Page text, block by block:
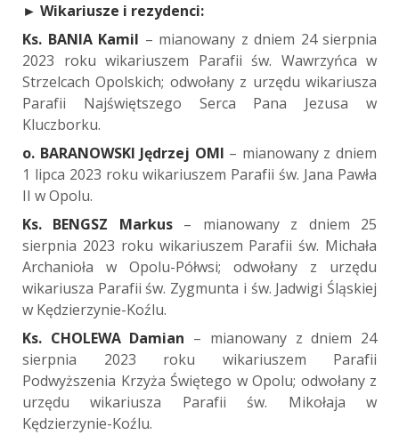
► Wikariusze i rezydenci:
Ks. BANIA Kamil – mianowany z dniem 24 sierpnia
2023 roku wikariuszem Parafii św. Wawrzyńca w
Strzelcach Opolskich; odwołany z urzędu wikariusza
Parafii Najświętszego Serca Pana Jezusa w
Kluczborku.
o. BARANOWSKI Jędrzej OMI – mianowany z dniem
1 lipca 2023 roku wikariuszem Parafii św. Jana Pawła
II w Opolu.
Ks. BENGSZ Markus – mianowany z dniem 25
sierpnia 2023 roku wikariuszem Parafii św. Michała
Archanioła w Opolu-Półwsi; odwołany z urzędu
wikariusza Parafii św. Zygmunta i św. Jadwigi Śląskiej
w Kędzierzynie-Koźlu.
Ks. CHOLEWA Damian – mianowany z dniem 24
sierpnia 2023 roku wikariuszem Parafii
Podwyższenia Krzyża Świętego w Opolu; odwołany z
urzędu wikariusza Parafii św. Mikołaja w
Kędzierzynie-Koźlu.